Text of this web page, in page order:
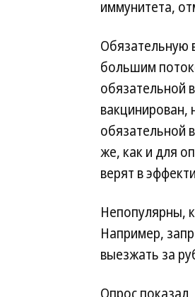
иммунитета,
Обязательную
большим
обязательной
вакцинирован,
обязательной
же, как и для
верят в
Непопулярны,
Например,
выезжать за